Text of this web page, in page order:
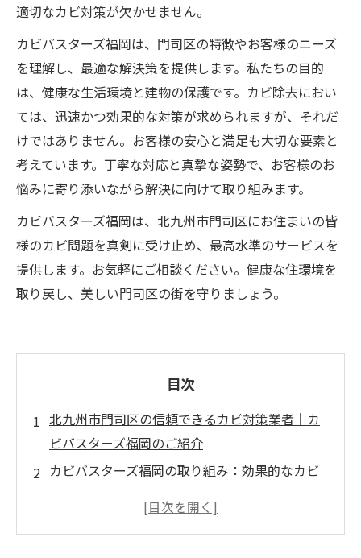
適切なカビ対策が欠かせません。
カビバスターズ福岡は、門司区の特徴やお客様のニーズ
を理解し、最適な解決策を提供します。私たちの目的
は、健康な生活環境と建物の保護です。カビ除去におい
ては、迅速かつ効果的な対策が求められますが、それだ
けではありません。お客様の安心と満足も大切な要素と
考えています。丁寧な対応と真摯な姿勢で、お客様のお
悩みに寄り添いながら解決に向けて取り組みます。
カビバスターズ福岡は、北九州市門司区にお住まいの皆
様のカビ問題を真剣に受け止め、最高水準のサービスを
提供します。お気軽にご相談ください。健康な住環境を
取り戻し、美しい門司区の街を守りましょう。
目次
北九州市門司区の信頼できるカビ対策業者｜カ
ビバスターズ福岡のご紹介
カビバスターズ福岡の取り組み：効果的なカビ
北九州市門司区でお困りのカビ対策はカビバス